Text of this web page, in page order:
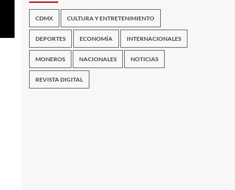
CDMX CULTURA Y ENTRETENIMIENTO
DEPORTES ECONOMÍA INTERNACIONALES
MONEROS NACIONALES NOTICIAS
REVISTA DIGITAL